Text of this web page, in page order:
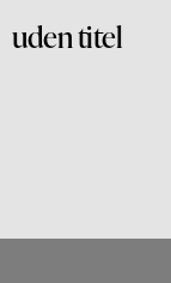
uden titel